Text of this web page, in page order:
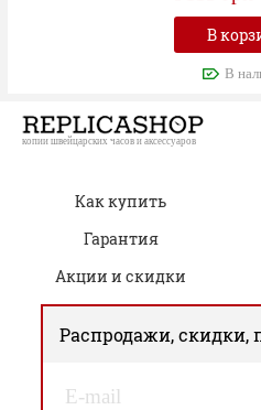
В
В
копии швейцарских часов и аксессуаров
Как купить
Гарантия
Акции и скидки
(050)
Распродажи, скидки,